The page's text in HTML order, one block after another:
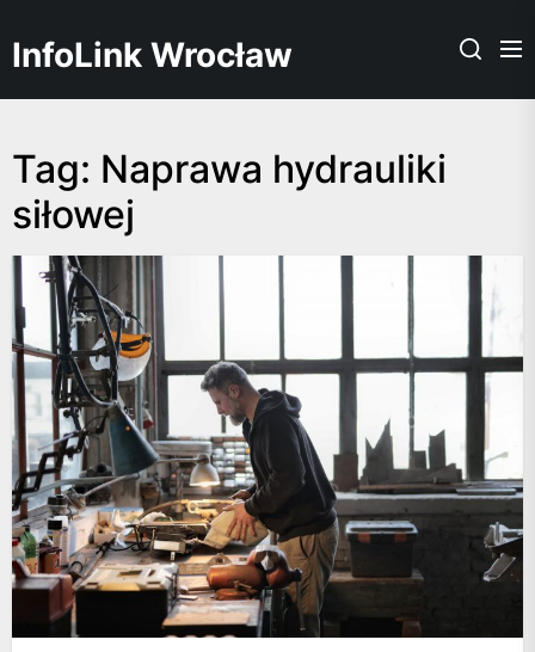
to
the
content
InfoLink Wrocław
Tag: Naprawa hydrauliki
siłowej